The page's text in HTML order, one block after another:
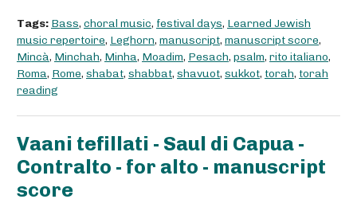
Tags: Bass, choral music, festival days, Learned Jewish
music repertoire, Leghorn, manuscript, manuscript score,
Mincà, Minchah, Minha, Moadim, Pesach, psalm, rito italiano,
Roma, Rome, shabat, shabbat, shavuot, sukkot, torah, torah
reading
Vaani tefillati - Saul di Capua -
Contralto - for alto - manuscript
score